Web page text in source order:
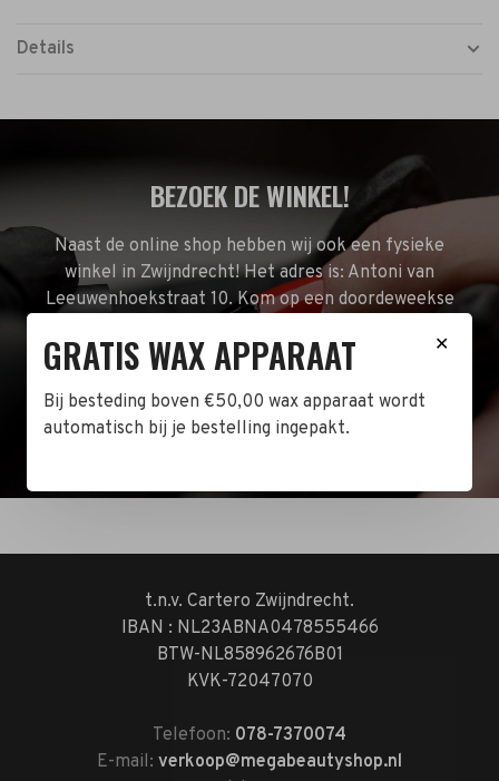
Details
BEZOEK DE WINKEL!
Naast de online shop hebben wij ook een fysieke
winkel in Zwijndrecht! Het adres is: Antoni van
Leeuwenhoekstraat 10. Kom op een doordeweekse
tussen 10:00 en 14:00.
Bekijk de locatie
t.n.v. Cartero Zwijndrecht.
IBAN : NL23ABNA0478555466
BTW-NL858962676B01
KVK-72047070
Telefoon: 078-7370074
E-mail: verkoop@megabeautyshop.nl
✕
GRATIS WAX APPARAAT
Bij besteding boven €50,00 wax apparaat wordt
automatisch bij je bestelling ingepakt.